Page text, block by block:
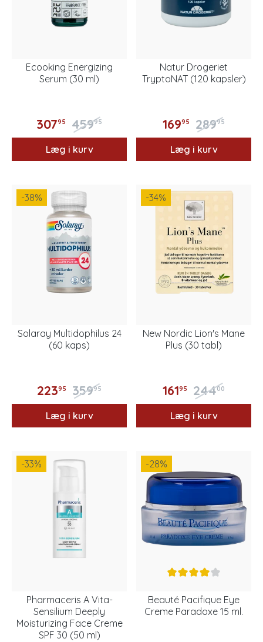
Ecooking Energizing
Serum (30 ml)
30795 45995
Læg i kurv
Natur Drogeriet
TryptoNAT (120 kapsler)
16995 28995
Læg i kurv
-38%
Solaray Multidophilus 24
(60 kaps)
22395 35995
Læg i kurv
-34%
New Nordic Lion's Mane
Plus (30 tabl)
16195 24400
Læg i kurv
-33%
Pharmaceris A Vita-
Sensilium Deeply
Moisturizing Face Creme
SPF 30 (50 ml)
-28%
Beauté Pacifique Eye
Creme Paradoxe 15 ml.